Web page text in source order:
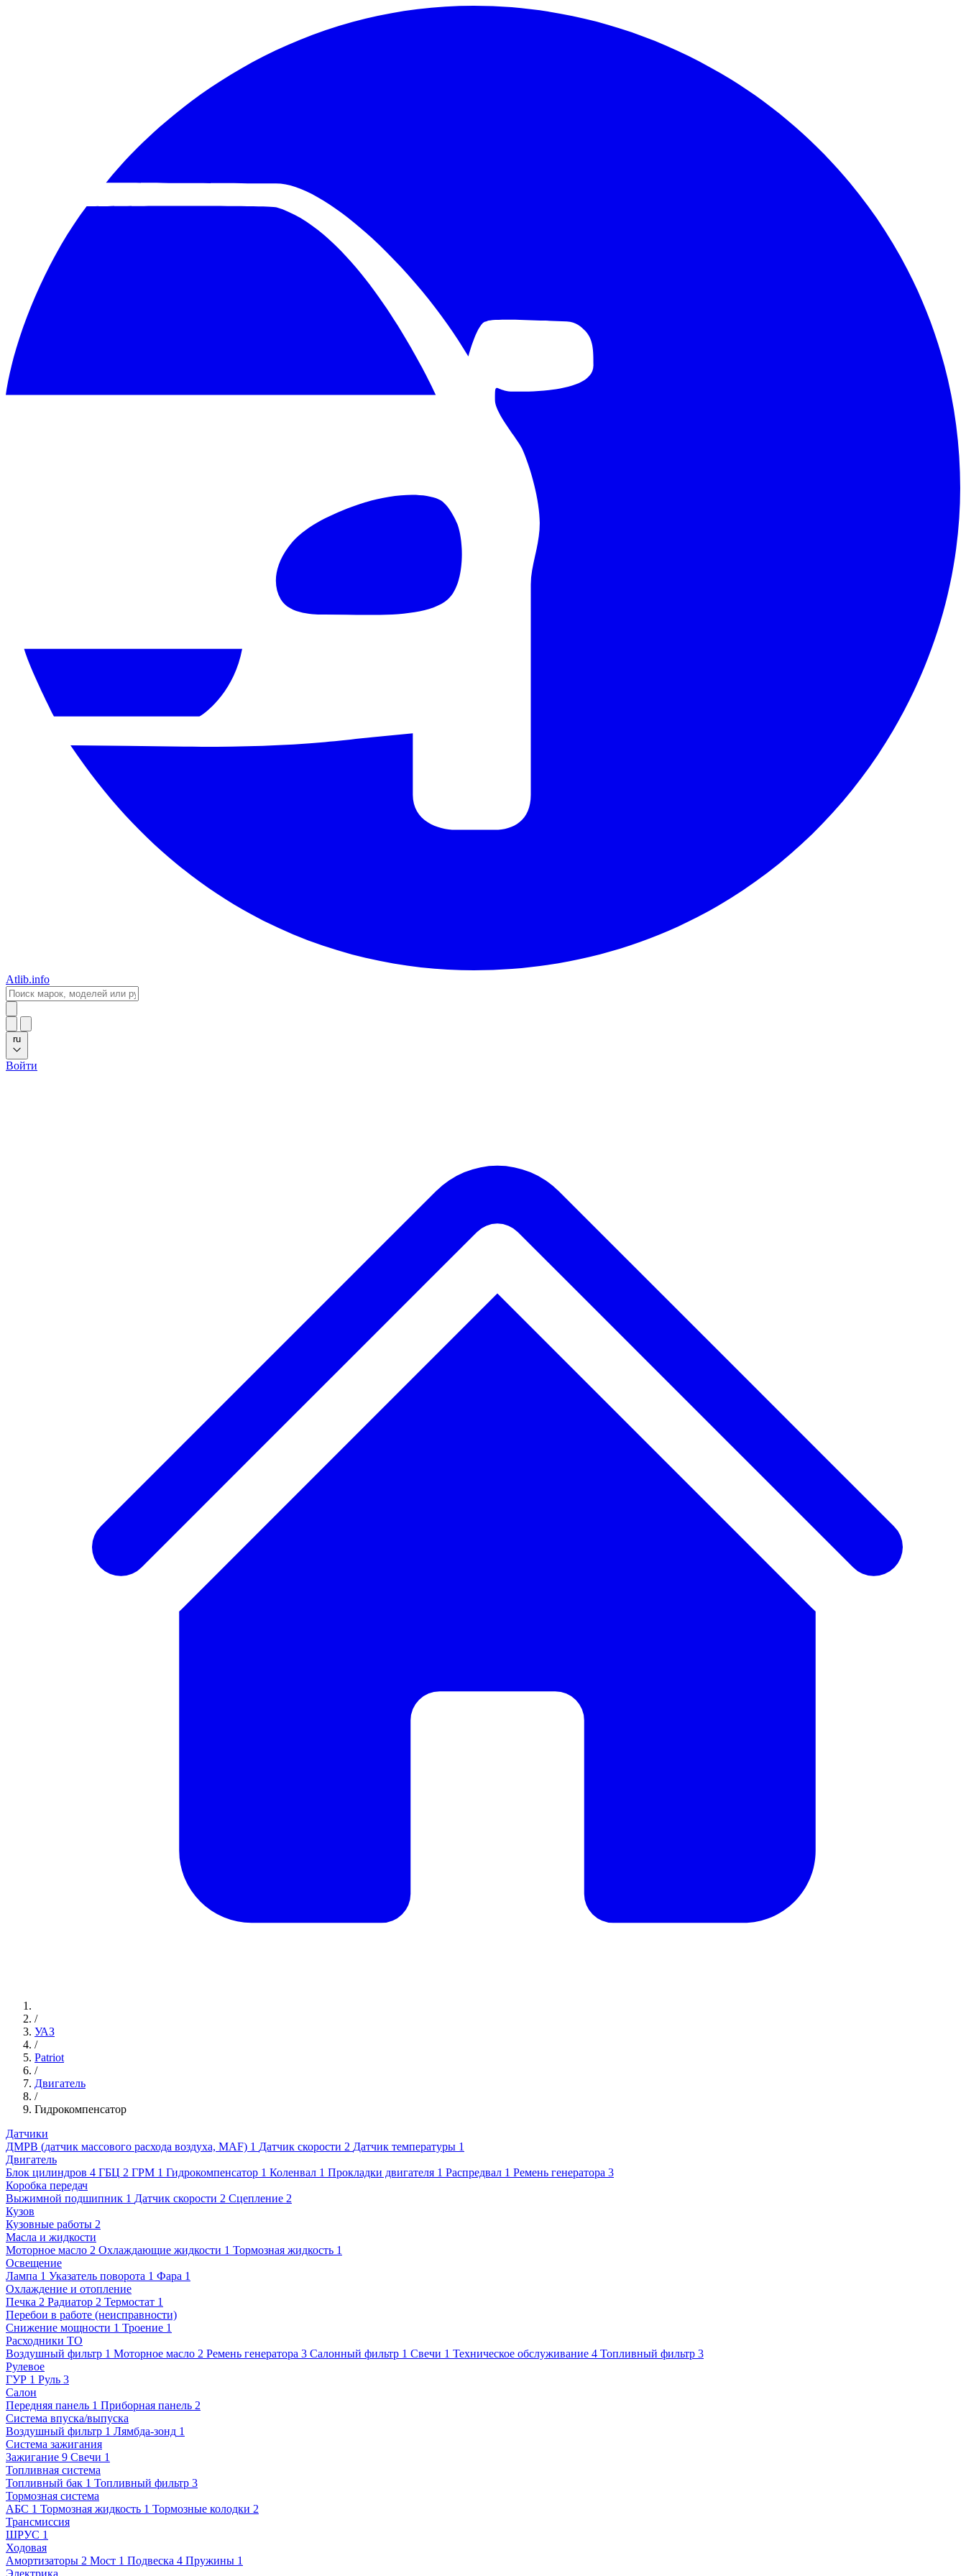
Atlib.info
ru
Войти
/
УАЗ
/
Patriot
/
Двигатель
/
Гидрокомпенсатор
Датчики
ДМРВ (датчик массового расхода воздуха, MAF) 1 Датчик скорости 2 Датчик температуры 1
Двигатель
Блок цилиндров 4 ГБЦ 2 ГРМ 1 Гидрокомпенсатор 1 Коленвал 1 Прокладки двигателя 1 Распредвал 1 Ремень генератора 3
Коробка передач
Выжимной подшипник 1 Датчик скорости 2 Сцепление 2
Кузов
Кузовные работы 2
Масла и жидкости
Моторное масло 2 Охлаждающие жидкости 1 Тормозная жидкость 1
Освещение
Лампа 1 Указатель поворота 1 Фара 1
Охлаждение и отопление
Печка 2 Радиатор 2 Термостат 1
Перебои в работе (неисправности)
Снижение мощности 1 Троение 1
Расходники ТО
Воздушный фильтр 1 Моторное масло 2 Ремень генератора 3 Салонный фильтр 1 Свечи 1 Техническое обслуживание 4 Топливный фильтр 3
Рулевое
ГУР 1 Руль 3
Салон
Передняя панель 1 Приборная панель 2
Система впуска/выпуска
Воздушный фильтр 1 Лямбда-зонд 1
Система зажигания
Зажигание 9 Свечи 1
Топливная система
Топливный бак 1 Топливный фильтр 3
Тормозная система
АБС 1 Тормозная жидкость 1 Тормозные колодки 2
Трансмиссия
ШРУС 1
Ходовая
Амортизаторы 2 Мост 1 Подвеска 4 Пружины 1
Электрика